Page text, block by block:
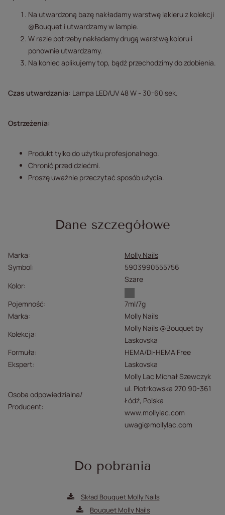
Na utwardzoną bazę nakładamy warstwę lakieru z kolekcji
@Bouquet i utwardzamy w lampie.
W razie potrzeby nakładamy drugą warstwę koloru i
ponownie utwardzamy.
Na koniec aplikujemy top, bądź przechodzimy do zdobienia.
Czas utwardzania: Lampa LED/UV 48 W - 30-60 sek.
Ostrzeżenia:
Produkt tylko do użytku profesjonalnego.
Chronić przed dziećmi.
Proszę uważnie przeczytać sposób użycia.
Dane szczegółowe
Marka
Molly Nails
Symbol
5903990555756
Kolor
Szare
Pojemność
7ml/7g
Marka
Molly Nails
Kolekcja
Molly Nails @Bouquet by
Laskovska
Formuła
HEMA/Di-HEMA Free
Ekspert
Laskovska
Osoba odpowiedzialna/
Producent
Molly Lac Michał Szewczyk
ul. Piotrkowska 270 90-361
Łódź, Polska
www.mollylac.com
uwagi@mollylac.com
Do pobrania
Skład Bouquet Molly Nails
Bouquet Molly Nails